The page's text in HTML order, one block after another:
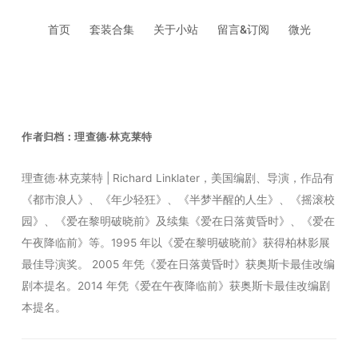
首页 套装合集 关于小站 留言&订阅 微光
作者归档：理查德·林克莱特
理查德·林克莱特 | Richard Linklater，美国编剧、导演，作品有
《都市浪人》、《年少轻狂》、《半梦半醒的人生》、《摇滚校
园》、《爱在黎明破晓前》及续集《爱在日落黄昏时》、《爱在
午夜降临前》等。1995 年以《爱在黎明破晓前》获得柏林影展
最佳导演奖。 2005 年凭《爱在日落黄昏时》获奥斯卡最佳改编
剧本提名。2014 年凭《爱在午夜降临前》获奥斯卡最佳改编剧
本提名。